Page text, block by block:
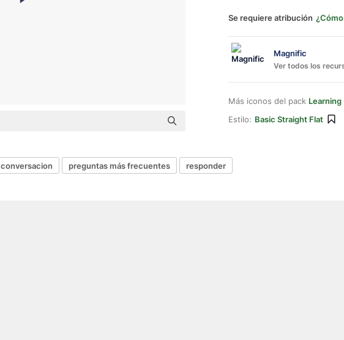
Se requiere atribución
Magnific
Ver todos los
Más iconos del pack Learning
Estilo: Basic Straight Flat
conversacion preguntas más frecuentes responder